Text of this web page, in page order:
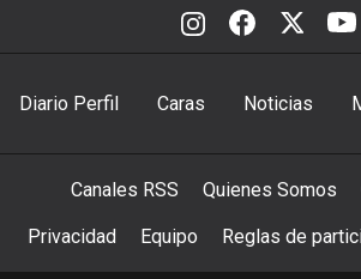
Diario Perfil Caras Noticias
Canales RSS Quienes Somos
Privacidad Equipo Reglas de